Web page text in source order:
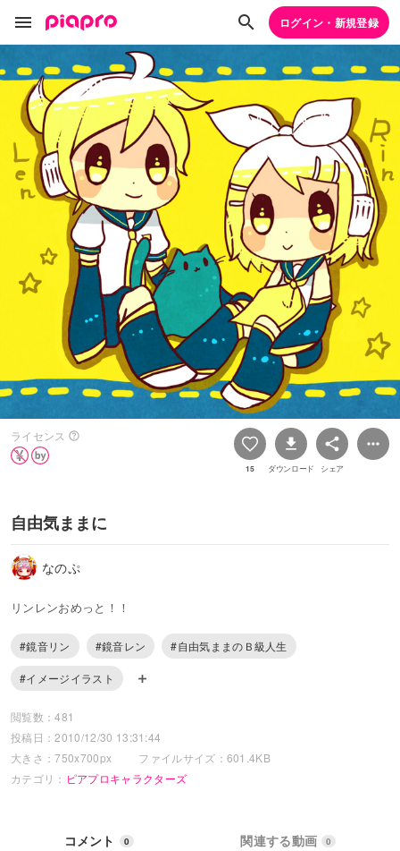
ログイン・新規登録
ライセンス
15 ダウンロード シェア
自由気ままに
なのぷ
リンレンおめっと！！
#鏡音リン #鏡音レン #自由気ままのＢ級人生
#イメージイラスト
閲覧数：481
投稿日：2010/12/30 13:31:44
大きさ：750x700px
ファイルサイズ：601.4KB
カテゴリ： ピアプロキャラクターズ
コメント 0 関連する動画 0